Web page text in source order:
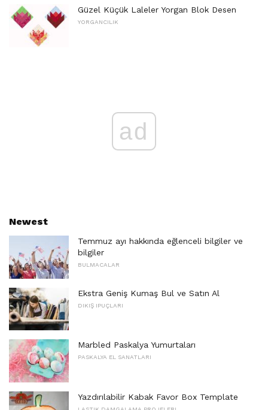
Güzel Küçük Laleler Yorgan Blok Desen
YORGANCILIK
ad
Newest
Temmuz ayı hakkında eğlenceli bilgiler ve
bilgiler
BULMACALAR
Ekstra Geniş Kumaş Bul ve Satın Al
DIKIŞ IPUÇLARI
Marbled Paskalya Yumurtaları
PASKALYA EL SANATLARI
Yazdırılabilir Kabak Favor Box Template